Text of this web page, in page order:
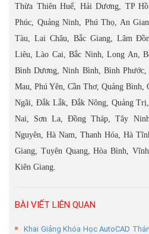
Thừa Thiên Huế, Hải Dương, TP
Phúc, Quảng Ninh, Phú Thọ, An
Tàu, Lai Châu, Bắc Giang, Lâm
Liêu, Lào Cai, Bắc Ninh, Long An,
Bình Dương, Ninh Bình, Bình
Mau, Phú Yên, Cần Thơ, Quảng Bình,
Ngãi, Đắk Lắk, Đắk Nông, Quảng
Nai, Sơn La, Đồng Tháp, Tây
Nguyên, Hà Nam, Thanh Hóa, Hà
Giang, Tuyên Quang, Hòa Bình,
Kiên Giang.
BÀI VIẾT LIÊN QUAN
Khai Giảng Khóa Học AutoCAD